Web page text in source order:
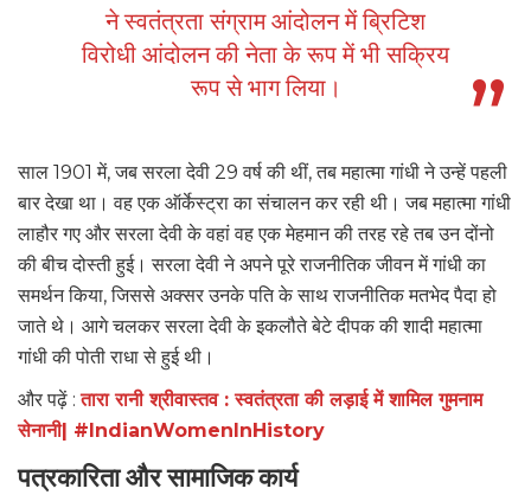
ने स्वतंत्रता संग्राम आंदोलन में ब्रिटिश
विरोधी आंदोलन की नेता के रूप में भी सक्रिय
रूप से भाग लिया।
साल 1901 में, जब सरला देवी 29 वर्ष की थीं, तब महात्मा गांधी ने उन्हें पहली
बार देखा था। वह एक ऑर्केस्ट्रा का संचालन कर रही थी। जब महात्मा गांधी
लाहौर गए और सरला देवी के वहां वह एक मेहमान की तरह रहे तब उन दोंनो
की बीच दोस्ती हुई। सरला देवी ने अपने पूरे राजनीतिक जीवन में गांधी का
समर्थन किया, जिससे अक्सर उनके पति के साथ राजनीतिक मतभेद पैदा हो
जाते थे। आगे चलकर सरला देवी के इकलौते बेटे दीपक की शादी महात्मा
गांधी की पोती राधा से हुई थी।
और पढ़ें :तारा रानी श्रीवास्तव : स्वतंत्रता की लड़ाई में शामिल गुमनाम
सेनानी| #IndianWomenInHistory
पत्रकारिता और सामाजिक कार्य